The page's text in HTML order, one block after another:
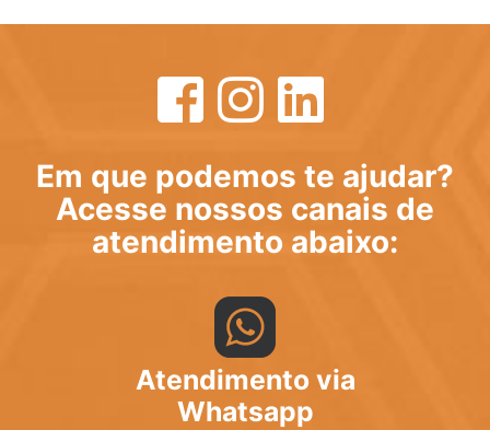
Em que podemos te ajudar?
Acesse nossos canais de
atendimento abaixo:
Atendimento via
Whatsapp